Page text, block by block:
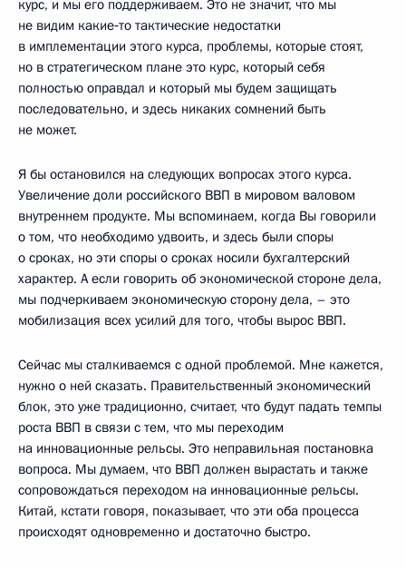
курс, и мы его поддерживаем. Это не значит, что мы
не видим какие‑то тактические недостатки
в имплементации этого курса, проблемы, которые стоят,
но в стратегическом плане это курс, который себя
полностью оправдал и который мы будем защищать
последовательно, и здесь никаких сомнений быть
не может.
Я бы остановился на следующих вопросах этого курса.
Увеличение доли российского ВВП в мировом валовом
внутреннем продукте. Мы вспоминаем, когда Вы говорили
о том, что необходимо удвоить, и здесь были споры
о сроках, но эти споры о сроках носили бухгалтерский
характер. А если говорить об экономической стороне дела,
мы подчеркиваем экономическую сторону дела, – это
мобилизация всех усилий для того, чтобы вырос ВВП.
Сейчас мы сталкиваемся с одной проблемой. Мне кажется,
нужно о ней сказать. Правительственный экономический
блок, это уже традиционно, считает, что будут падать темпы
роста ВВП в связи с тем, что мы переходим
на инновационные рельсы. Это неправильная постановка
вопроса. Мы думаем, что ВВП должен вырастать и также
сопровождаться переходом на инновационные рельсы.
Китай, кстати говоря, показывает, что эти оба процесса
происходят одновременно и достаточно быстро.